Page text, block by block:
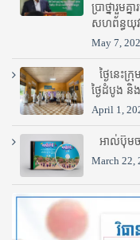
ប្រាថ្នារួ
សហព័ន្ធយុវ
May 7,
ថ្ងៃនេះ
ថ្ងៃដំបូង និ
April 1,
អាល់ប៊ុមច
March 22,